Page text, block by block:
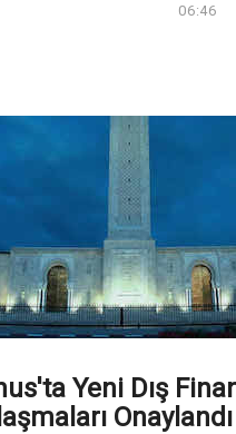
06:46
Yeni Dış
Onaylandı